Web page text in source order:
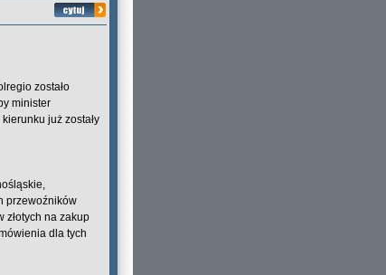
zostało
minister
już zostały
przewoźników
złotych na zakup
dla tych